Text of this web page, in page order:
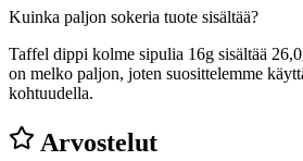
Kuinka paljon sokeria tuote sisältää?
Taffel dippi kolme sipulia 16g sisältää
on melko paljon, joten suosittelemme
kohtuudella.
Arvostelut